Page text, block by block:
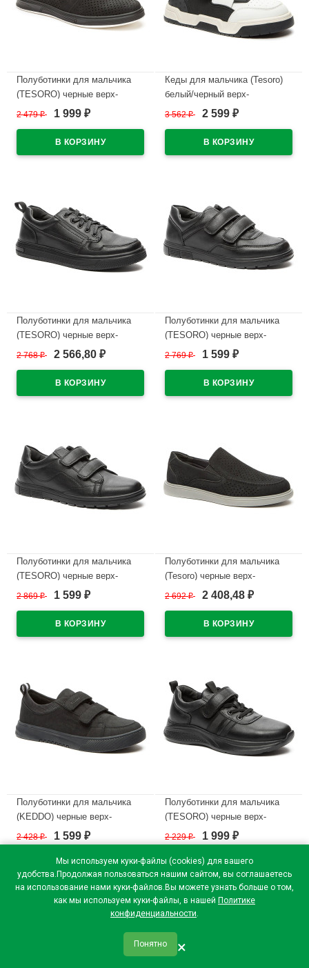
Мы используем куки-файлы (cookies) для вашего
удобства.Продолжая пользоваться нашим сайтом, вы соглашаетесь
на использование нами куки-файлов.Вы можете узнать больше о том,
как мы используем куки-файлы, в нашей Политике
конфиденциальности.
Понятно ×
Полуботинки для мальчика
(TESORO) черные верх-
искусственный нубук
артикул 148629/10-02
2 479₽ 1 999 ₽
Кеды для мальчика (Tesoro)
белый/черный верх-
искуственная кожа
138678/01-02
3 562₽ 2 599 ₽
Полуботинки для мальчика
(TESORO) черные верх-
искусственная кожа
натуральная кожа артикул
138669/04-01
2 768₽ 2 566,80 ₽
Полуботинки для мальчика
(TESORO) черные верх-
искусственная кожа
натуральная кожа артикул
138652/09-01
2 769₽ 1 599 ₽
Полуботинки для мальчика
(TESORO) черные верх-
искусственная кожа
натуральная кожа артикул
138652/02-01
2 869₽ 1 599 ₽
Полуботинки для мальчика
(Tesoro) черные верх-
искусственный нубук
размер 30-35 арт.138661/06-01
2 692₽ 2 408,48 ₽
Полуботинки для мальчика
(KEDDO) черные верх-
искусственный нубук
подкладка-натуральная кожа
размерный ряд 33-38 артикул
538279/05-01
В наличии
2 428₽ 1 599 ₽
Полуботинки для мальчика
(TESORO) черные верх-
искусственная кожа
подкладка-натуральная кожа
размерный ряд 33-38 артикул
138676/03-01
В наличии
2 229₽ 1 999 ₽
qr_code